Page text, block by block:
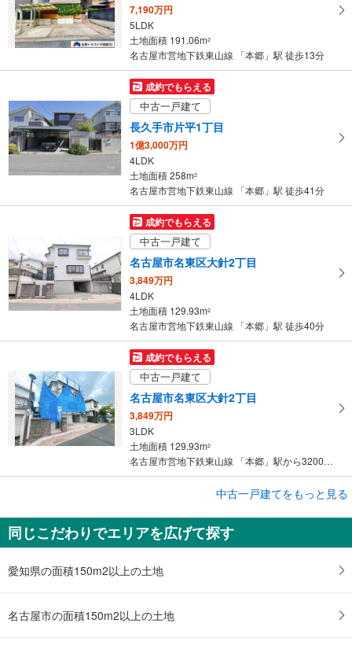
7,190万円
5LDK
土地面積 191.06m2
名古屋市営地下鉄東山線 「本郷」駅 徒歩13分
成約でもらえる
中古一戸建て
長久手市片平1丁目
1億3,000万円
4LDK
土地面積 258m2
名古屋市営地下鉄東山線 「本郷」駅 徒歩41分
成約でもらえる
中古一戸建て
名古屋市名東区大針2丁目
3,849万円
4LDK
土地面積 129.93m2
名古屋市営地下鉄東山線 「本郷」駅 徒歩40分
成約でもらえる
中古一戸建て
名古屋市名東区大針2丁目
3,849万円
3LDK
土地面積 129.93m2
名古屋市営地下鉄東山線 「本郷」駅から3200m 車:8分
名古屋市名東区藤森2丁目
1億円
4LDK
土地面積 180.38m
名古屋市営地下鉄東山線 「本郷」駅 徒歩10分
中古一戸建てをもっと見る
同じこだわりでエリアを広げて探す
愛知県の面積150m2以上の土地
名古屋市の面積150m2以上の土地